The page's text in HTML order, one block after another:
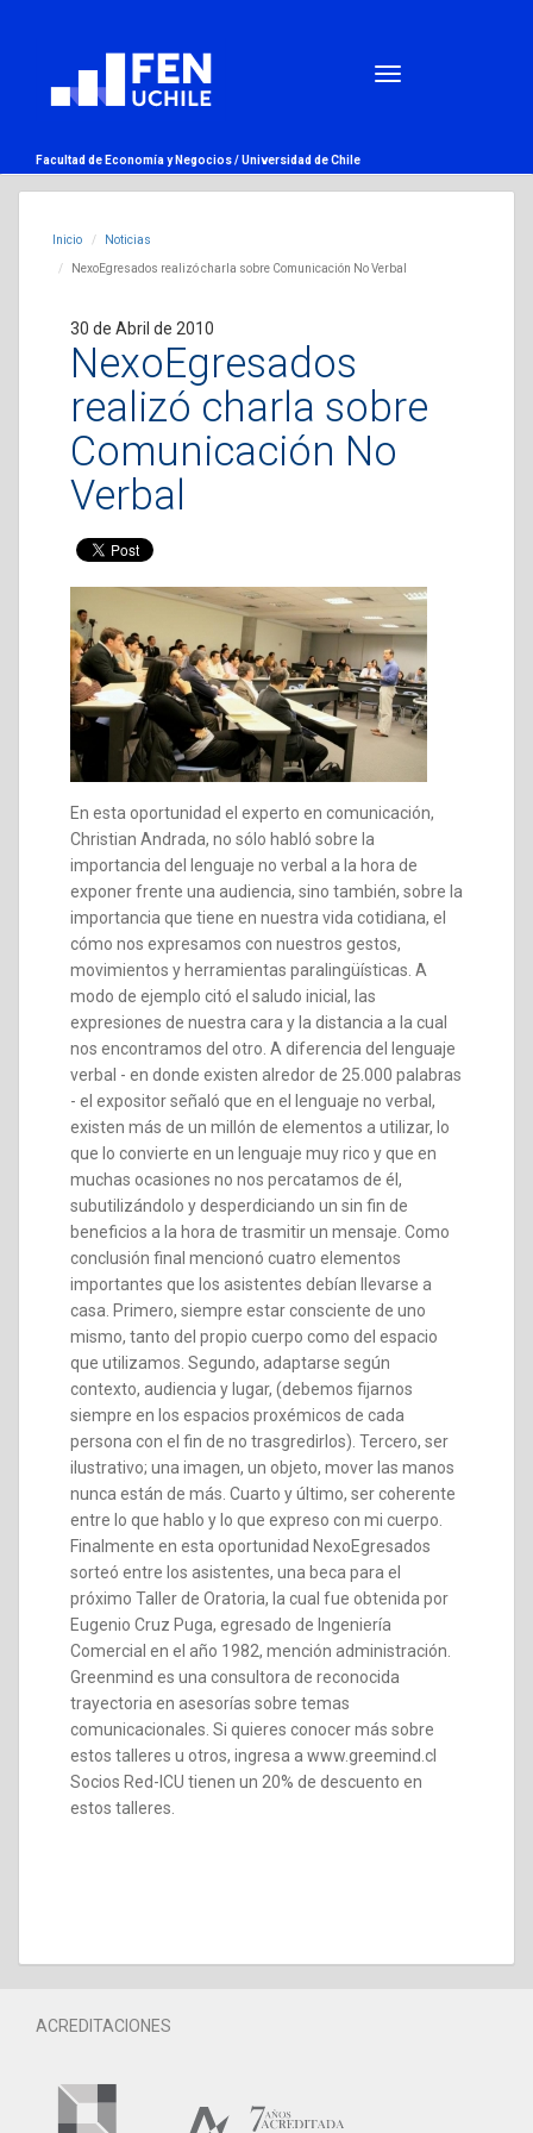
Facultad de Economía y Negocios /Universidad de Chile
Inicio Noticias
NexoEgresados realizó charla sobre Comunicación No Verbal
30 de Abril de 2010
NexoEgresados
realizó charla sobre
Comunicación No
Verbal
En esta oportunidad el experto en comunicación,
Christian Andrada, no sólo habló sobre la
importancia del lenguaje no verbal a la hora de
exponer frente una audiencia, sino también, sobre la
importancia que tiene en nuestra vida cotidiana, el
cómo nos expresamos con nuestros gestos,
movimientos y herramientas paralingüísticas. A
modo de ejemplo citó el saludo inicial, las
expresiones de nuestra cara y la distancia a la cual
nos encontramos del otro. A diferencia del lenguaje
verbal - en donde existen alredor de 25.000 palabras
- el expositor señaló que en el lenguaje no verbal,
existen más de un millón de elementos a utilizar, lo
que lo convierte en un lenguaje muy rico y que en
muchas ocasiones no nos percatamos de él,
subutilizándolo y desperdiciando un sin fin de
beneficios a la hora de trasmitir un mensaje. Como
conclusión final mencionó cuatro elementos
importantes que los asistentes debían llevarse a
casa. Primero, siempre estar consciente de uno
mismo, tanto del propio cuerpo como del espacio
que utilizamos. Segundo, adaptarse según
contexto, audiencia y lugar, (debemos fijarnos
siempre en los espacios proxémicos de cada
persona con el fin de no trasgredirlos). Tercero, ser
ilustrativo; una imagen, un objeto, mover las manos
nunca están de más. Cuarto y último, ser coherente
entre lo que hablo y lo que expreso con mi cuerpo.
Finalmente en esta oportunidad NexoEgresados
sorteó entre los asistentes, una beca para el
próximo Taller de Oratoria, la cual fue obtenida por
Eugenio Cruz Puga, egresado de Ingeniería
Comercial en el año 1982, mención administración.
Greenmind es una consultora de reconocida
trayectoria en asesorías sobre temas
comunicacionales. Si quieres conocer más sobre
estos talleres u otros, ingresa a www.greemind.cl
Socios Red-ICU tienen un 20% de descuento en
estos talleres.
ACREDITACIONES